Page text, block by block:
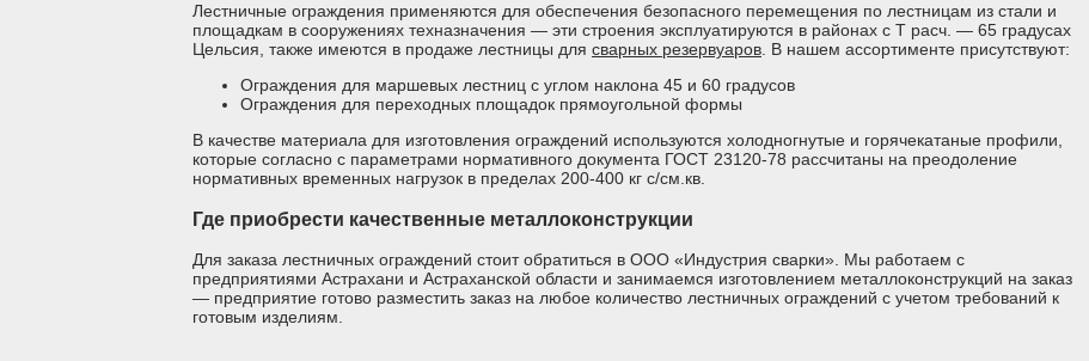
Лестничные ограждения применяются для обеспечения безопасного перемещения по лестницам из стали и
площадкам в сооружениях техназначения — эти строения эксплуатируются в районах с Т расч. — 65 градусах
Цельсия, также имеются в продаже лестницы для сварных резервуаров. В нашем ассортименте присутствуют:
Ограждения для маршевых лестниц с углом наклона 45 и 60 градусов
Ограждения для переходных площадок прямоугольной формы
В качестве материала для изготовления ограждений используются холодногнутые и горячекатаные профили,
которые согласно с параметрами нормативного документа ГОСТ 23120-78 рассчитаны на преодоление
нормативных временных нагрузок в пределах 200-400 кг с/см.кв.
Где приобрести качественные металлоконструкции
Для заказа лестничных ограждений стоит обратиться в ООО «Индустрия сварки». Мы работаем с
предприятиями Астрахани и Астраханской области и занимаемся изготовлением металлоконструкций на заказ
— предприятие готово разместить заказ на любое количество лестничных ограждений с учетом требований к
готовым изделиям.